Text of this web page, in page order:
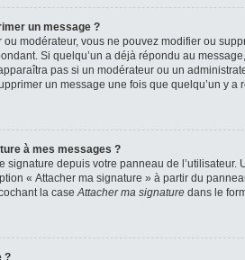
un message ?
ou modérateur, vous ne pouvez modifier ou
Si quelqu’un a déjà répondu au
pas si un modérateur ou un
un message une fois que quelqu’un y a
à mes messages ?
signature depuis votre panneau de
« Attacher ma signature » à partir du
la caseAttacher ma signature dans le
?